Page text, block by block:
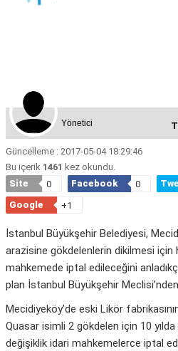
Yönetici
Güncelleme : 2017-05-04 18:29:46
Bu içerik 1461 kez okundu.
Site
0 Facebook 0
Google
+1
İstanbul Büyükşehir Belediyesi,
arazisine gökdelenlerin dikilmesi için
mahkemede iptal edileceğini
plan İstanbul Büyükşehir
Mecidiyeköy’de eski Likör
Quasar isimli 2 gökdelen için 10 yılda
değişiklik idari mahkemelerce iptal